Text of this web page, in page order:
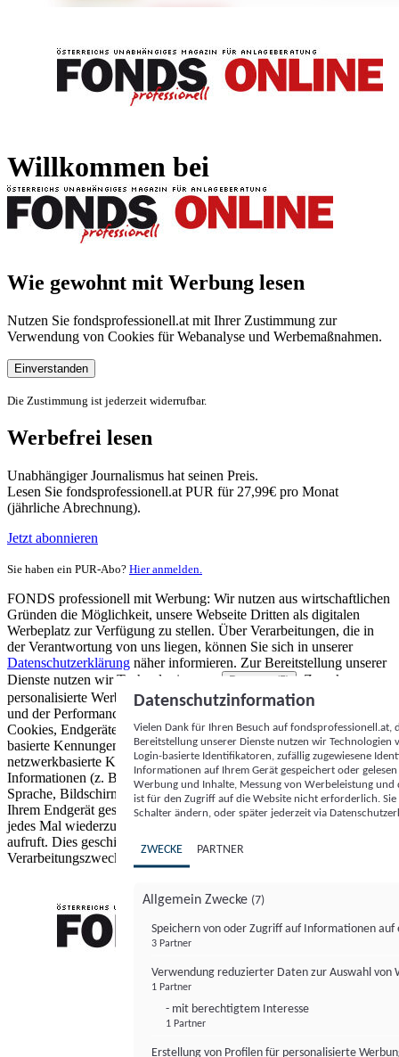
Willkommen bei
Wie gewohnt mit Werbung lesen
Nutzen Sie fondsprofessionell.at mit Ihrer Zustimmung zur
Verwendung von Cookies für Webanalyse und Werbemaßnahmen.
Einverstanden
Die Zustimmung ist jederzeit widerrufbar.
Werbefrei lesen
Unabhängiger Journalismus hat seinen Preis.
Lesen Sie fondsprofessionell.at PUR für 27,99€ pro Monat
(jährliche Abrechnung).
Jetzt abonnieren
Sie haben ein PUR-Abo? Hier anmelden.
FONDS professionell mit Werbung: Wir nutzen aus wirtschaftlichen
Gründen die Möglichkeit, unsere Webseite Dritten als digitalen
Werbeplatz zur Verfügung zu stellen. Über Verarbeitungen, die in
der Verantwortung von uns liegen, können Sie sich in unserer
Datenschutzerklärung näher informieren. Zur Bereitstellung unserer
Dienste nutzen wir Technologien von
Partnern (5)
. Zwecke:
personalisierte Werbung und Inhalte, Messung von Werbeleistung
und der Performance von Inhalten sowie Zielgruppenforschung.
Cookies, Endgeräte- oder ähnliche Online-Kennungen (z. B. login-
basierte Kennungen, zufällig generierte Kennungen,
netzwerkbasierte Kennungen) können zusammen mit anderen
Informationen (z. B. Browsertyp und Browserinformationen,
Sprache, Bildschirmgröße, unterstützte Technologien usw.) auf
Ihrem Endgerät gespeichert oder von dort ausgelesen werden, um es
jedes Mal wiederzuerkennen, wenn es eine App oder einer Webseite
aufruft. Dies geschieht für einen oder mehrere der hier aufgeführten
Verarbeitungszwecke.
Datenschutzinformation
Vielen Dank für Ihren Besuch auf
Bereitstellung unserer Dienste nutzen wir Technologien
Login-basierte Identifikatoren, zufällig zugewiesene
Informationen auf Ihrem Gerät gespeichert oder
Werbung und Inhalte, Messung von Werbeleistung
ist für den Zugriff auf die Website nicht erforderlich.
Schalter ändern, oder später jederzeit via
ZWECKE PARTNER
Allgemein Zwecke (7)
Speichern von oder Zugriff auf Informationen auf
3 Partner
Verwendung reduzierter Daten zur Auswahl von
1 Partner
- mit berechtigtem Interesse
1 Partner
Erstellung von Profilen für personalisierte
FONDS professionell